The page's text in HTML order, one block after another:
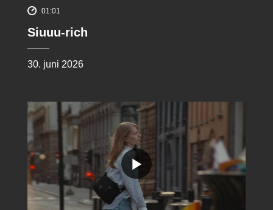
01:01
Siuuu-rich
30. juni 2026